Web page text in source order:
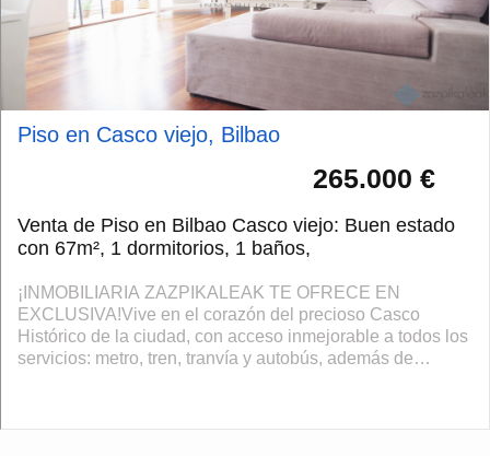
Piso en Casco viejo, Bilbao
265.000 €
Venta de Piso en Bilbao Casco viejo: Buen estado
con 67m², 1 dormitorios, 1 baños,
¡INMOBILIARIA ZAZPIKALEAK TE OFRECE EN
EXCLUSIVA!Vive en el corazón del precioso Casco
Histórico de la ciudad, con acceso inmejorable a todos los
servicios: metro, tren, tranvía y autobús, además de